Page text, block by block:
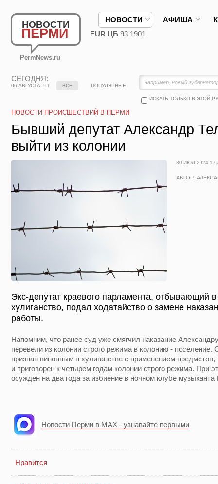
НОВОСТИ
ПЕРМИ
PermNews.ru
НОВОСТИ АФИША
EUR ЦБ 93.1901
СЕГОДНЯ:
06 АВГУСТА, ЧТ
ИСКАТЬ ТОЛЬКО В ЭТОЙ
ВСЕ ПОПУЛЯРНЫЕ
НОВОСТИ ПРОИСШЕСТВИЙ В ПЕРМИ
Бывший депутат Александр
выйти из колонии
30 ИЮЛ 2024
АВТОР:
Экс-депутат краевого парламента, отбывающий
хулиганство, подал ходатайство о замене
работы.
Напомним, что ранее суд уже смягчил наказание Александру
перевели из колонии строго режима в колонию -
признан виновным в хулиганстве с применением
и приговорен к четырем годам колонии строго режима. При
осужден на два года за избиение в ночном клубе музыканта
Новости Перми в MAX - узнавайте первыми
Нравится